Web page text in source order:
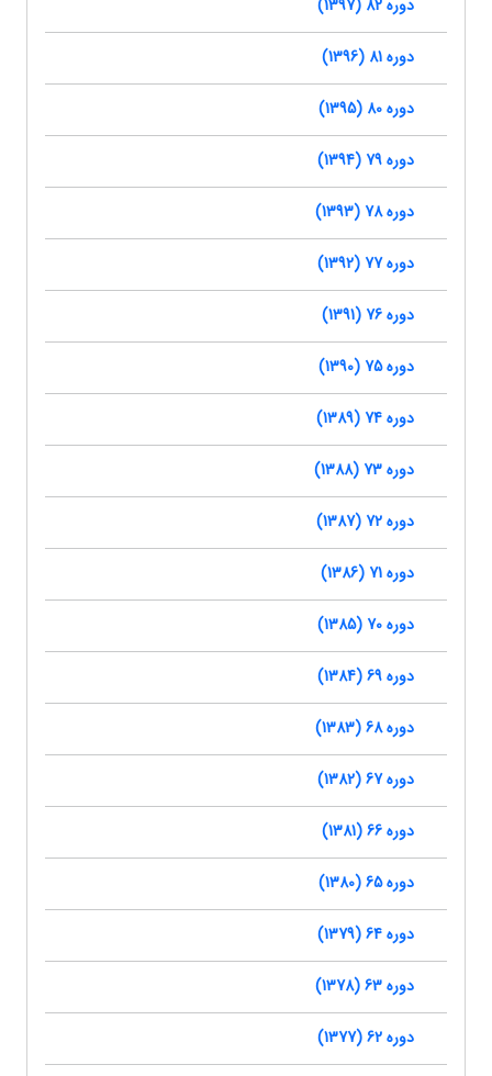
دوره 82 (1397)
دوره 81 (1396)
دوره 80 (1395)
دوره 79 (1394)
دوره 78 (1393)
دوره 77 (1392)
دوره 76 (1391)
دوره 75 (1390)
دوره 74 (1389)
دوره 73 (1388)
دوره 72 (1387)
دوره 71 (1386)
دوره 70 (1385)
دوره 69 (1384)
دوره 68 (1383)
دوره 67 (1382)
دوره 66 (1381)
دوره 65 (1380)
دوره 64 (1379)
دوره 63 (1378)
دوره 62 (1377)